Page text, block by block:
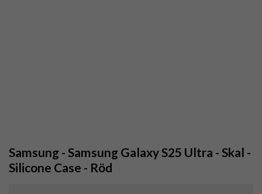
Samsung - Samsung Galaxy S25 Ultra - Skal -
Silicone Case - Röd